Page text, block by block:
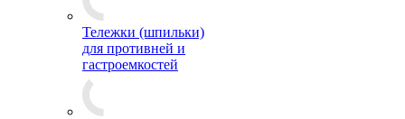
Тележки (шпильки)
для противней и
гастроемкостей